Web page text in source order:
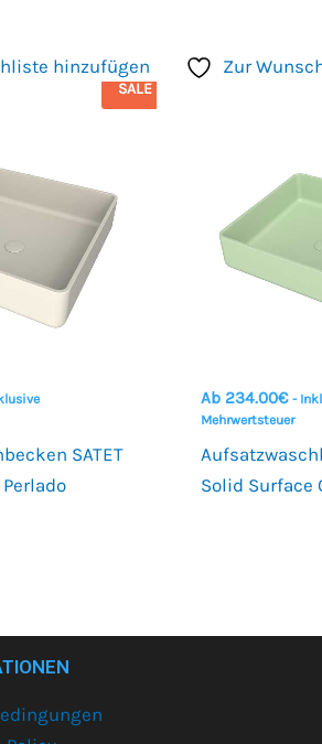
hinzufügen
SALE
SATET
Zur
Ab 234.00€ -
Mehrwertsteuer
Solid Surface